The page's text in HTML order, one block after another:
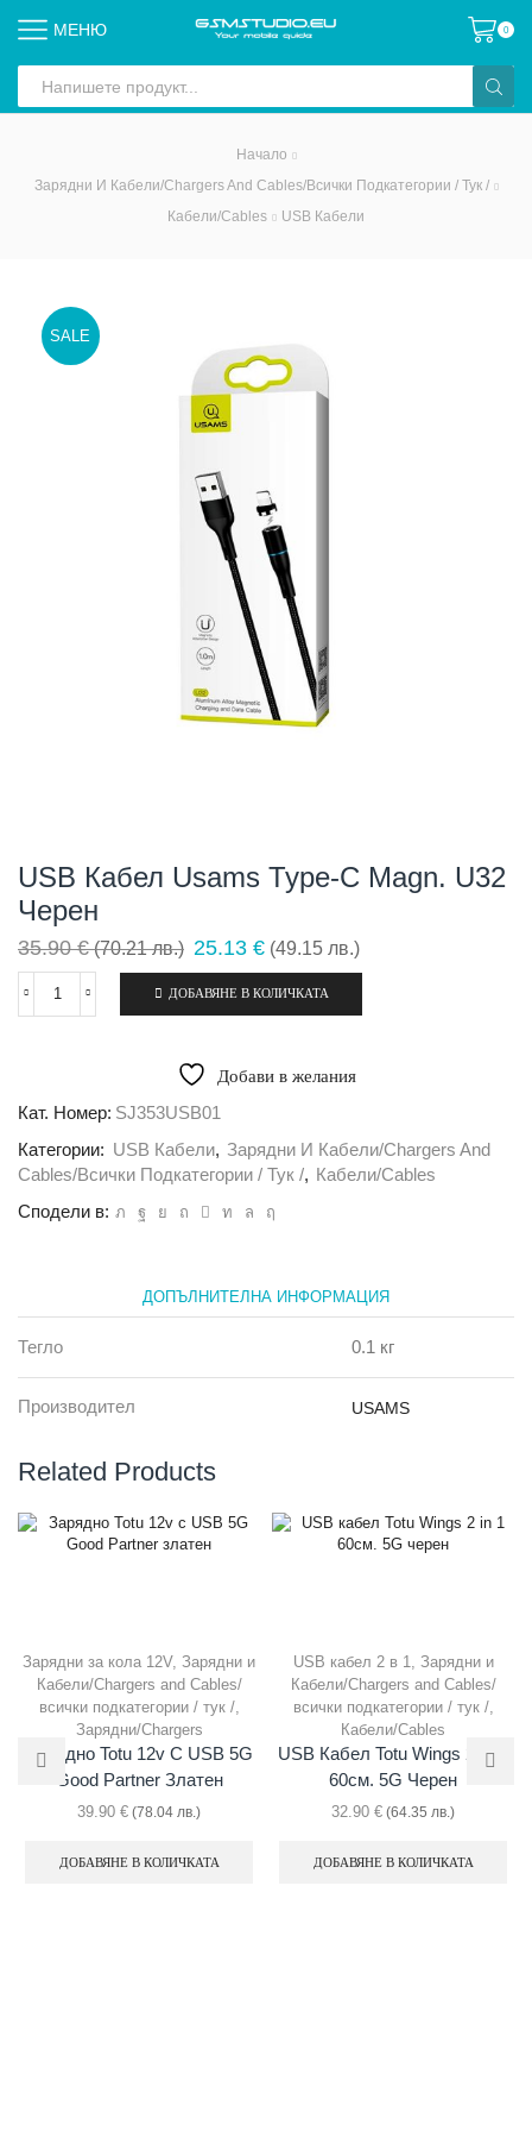
МЕНЮ 0
input
Начало
Зарядни И Кабели/Chargers And Cables/всички Подкатегории / Тук /
Кабели/Cables
USB Кабели
SALE
USB Кабел Usams Type-C Magn. U32
Черен
35.90€(70.21 лв.) Original
price
was:
35.90 €
лв.).
25.13 € (49.15 лв.)Текущата
цена
25.13 €
количество
Type-
Magn.
U32
ДОБАВЯНЕ В КОЛИЧКАТА
Добави в желания
Кат. Номер: SJ353USB01
Категории: USB Кабели, Зарядни И Кабели/Chargers And
Cables/всички Подкатегории / Тук /, Кабели/Cables
Сподели в:
ДОПЪЛНИТЕЛНА ИНФОРМАЦИЯ
Тегло 0.1 кг
Производител USAMS
Related Products
Зарядни за кола 12V, Зарядни и
Кабели/Chargers and Cables/
всички подкатегории / тук /,
Зарядни/Chargers
Зарядно Totu 12v С USB 5G
Good Partner Златен
39.90 € (78.04 лв.)
ДОБАВЯНЕ В КОЛИЧКАТА
USB кабел 2 в 1
Зарядни и
Кабели/Chargers and Cables/
всички подкатегории / тук /,
Кабели/Cables
USB Кабел Totu Wings 2 In 1
60см. 5G Черен
32.90 € (64.35 лв.)
ДОБАВЯНЕ В КОЛИЧКАТА